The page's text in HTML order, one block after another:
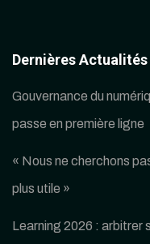
Dernières Actualités
Gouvernance du
passe en première ligne
« Nous ne cherchons
plus utile »
Learning 2026 : arbitrer